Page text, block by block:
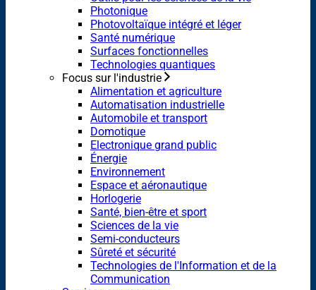
Photonique
Photovoltaïque intégré et léger
Santé numérique
Surfaces fonctionnelles
Technologies quantiques
Focus sur l'industrie
Alimentation et agriculture
Automatisation industrielle
Automobile et transport
Domotique
Electronique grand public
Énergie
Environnement
Espace et aéronautique
Horlogerie
Santé, bien-être et sport
Sciences de la vie
Semi-conducteurs
Sûreté et sécurité
Technologies de l'Information et de la
Communication